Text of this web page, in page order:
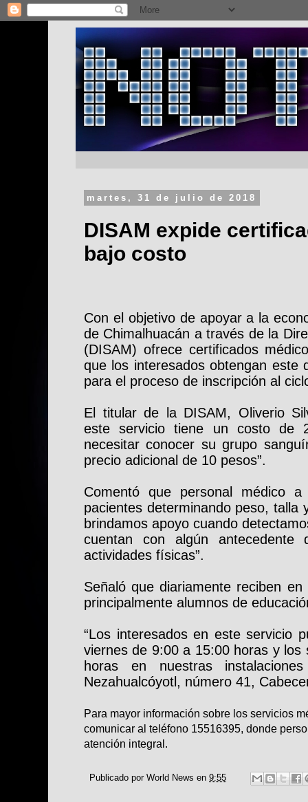
martes, 31 de julio de 2018
DISAM expide
bajo costo
Con el objetivo de apoyar a la
de Chimalhuacán a través de la
(DISAM) ofrece certificados
que los interesados obtengan este
para el proceso de inscripción al
El titular de la DISAM, Oliverio
este servicio tiene un costo de
necesitar conocer su grupo
precio adicional de 10 pesos”.
Comentó que personal médico
pacientes determinando peso, talla
brindamos apoyo cuando
cuentan con algún antecedente
actividades físicas”.
Señaló que diariamente reciben
principalmente alumnos de
“Los interesados en este servicio
viernes de 9:00 a 15:00 horas y los
horas en nuestras
Nezahualcóyotl, número 41,
Para mayor información sobre los servicios
comunicar al teléfono 15516395, donde
atención integral.
Publicado por World News en 9:55